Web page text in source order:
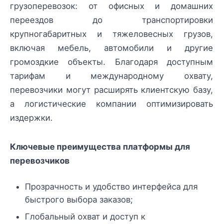
грузоперевозок: от офисных и домашних
переездов до транспортировки
крупногабаритных и тяжеловесных грузов,
включая мебель, автомобили и другие
громоздкие объекты. Благодаря доступным
тарифам и международному охвату,
перевозчики могут расширять клиентскую базу,
а логистические компании оптимизировать
издержки.
Ключевые преимущества платформы для
перевозчиков
Прозрачность и удобство интерфейса для
быстрого выбора заказов;
Глобальный охват и доступ к